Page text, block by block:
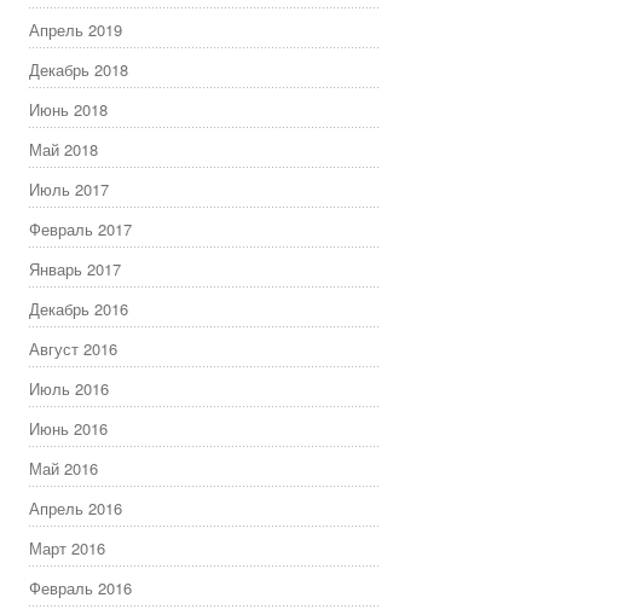
Апрель 2019
Декабрь 2018
Июнь 2018
Май 2018
Июль 2017
Февраль 2017
Январь 2017
Декабрь 2016
Август 2016
Июль 2016
Июнь 2016
Май 2016
Апрель 2016
Март 2016
Февраль 2016